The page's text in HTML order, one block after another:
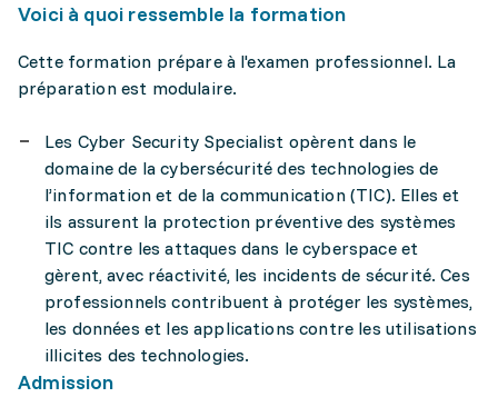
Voici à quoi ressemble la formation
Cette formation prépare à l'examen professionnel. La
préparation est modulaire.
Les Cyber Security Specialist opèrent dans le
domaine de la cybersécurité des technologies de
l’information et de la communication (TIC). Elles et
ils assurent la protection préventive des systèmes
TIC contre les attaques dans le cyberspace et
gèrent, avec réactivité, les incidents de sécurité. Ces
professionnels contribuent à protéger les systèmes,
les données et les applications contre les utilisations
illicites des technologies.
Admission